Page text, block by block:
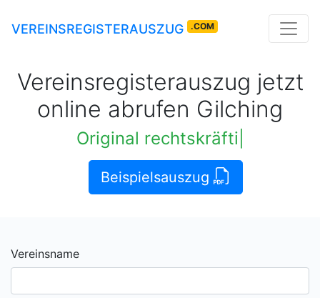
VEREINSREGISTERAUSZUG .COM
Vereinsregisterauszug jetzt
online abrufen Gilching
Original rechtskräftige Auszüge
Beispielsauszug
Vereinsname